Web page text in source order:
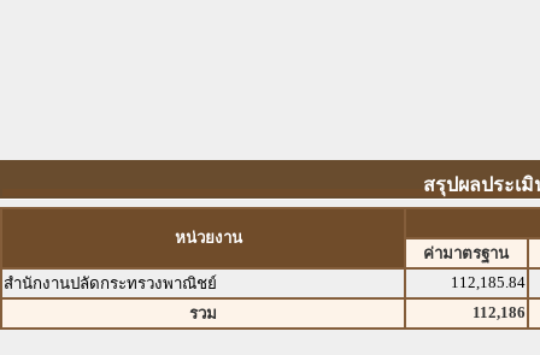
สรุปผลประเ
หน่วยงาน
ค่ามาตรฐาน
สำนักงานปลัดกระทรวงพาณิชย์
112,185.84
รวม
112,186